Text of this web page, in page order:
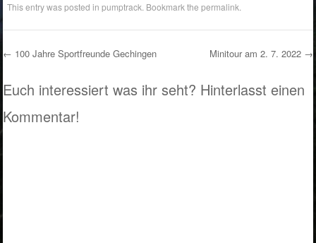
This entry was posted inpumptrack . Bookmark thepermalink
Post navigation
← 100 Jahre Sportfreunde Gechingen Minitour am 2. 7. 2022 →
Euch interessiert was ihr seht? Hinterlasst einen
Kommentar!